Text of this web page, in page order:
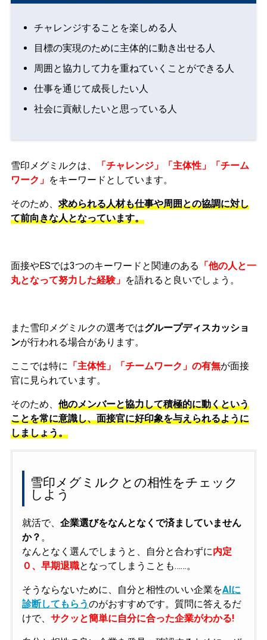
チャレンジすることを楽しめる人
目標の実現のために主体的に動き出せる人
周囲と協力して力を重ねていくことができる人
仕事を通じて成長したい人
社会に貢献したいと思っている人
雪印メグミルクは、
「チャレンジ」「主体性」「チーム
ワーク」 をキーワードとしています。
そのため、 求められる人材も仕事や周囲との協調に対し
て前向きな人となっています。
面接やESでは3つのキーワード と関連のある 「他の人と一
丸となって努力した経験」 を語れると良いでしょう。
また雪印メグミルクの選考ではグループディスカッショ
ンが行われる場合があります。
ここでは特に 「主体性」「チームワーク」の有無が面接
官に見られています。
そのため、 他のメンバーと協力して積極的に動くという
ことを常に意識し、面接官に好印象を与えられるように
しましょう。
雪印メグミルクとの相性をチェック
しよう
就活で、 企業選びをなんとなくで済ましていません
か？ 。
なんとなく選んでしまうと、自分と合わずに内定
０、早期退職となってしまうことも……。
そうならないために、自分と相性のいい企業をAIに
診断してもらうのがおすすめです。質問に答えるだ
けで、 サクッと簡単に自分に合った企業がわかる!